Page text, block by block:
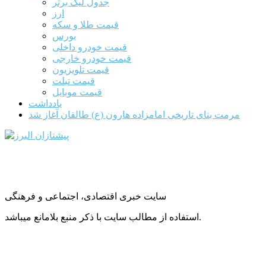
ارز
قیمت طلا و سکه
بورس
قیمت خودرو داخلی
قیمت خودرو خارجی
قیمت تلویزیون
قیمت تبلت
قیمت موبایل
یادداشت
مرمت بنای تاریخی امامزاده هارون (ع) طالقان آغاز شد
سایت خبری اقتصادی، اجتماعی و فرهنگی
استفاده از مطالب سایت با ذکر منبع بلامانع میباشد.